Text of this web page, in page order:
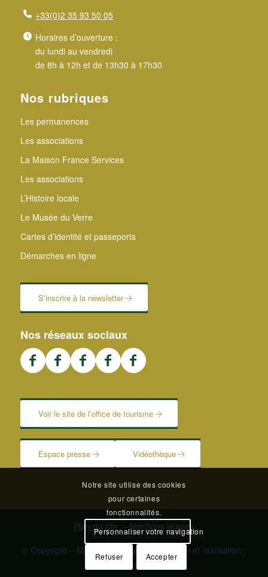
+33(0)2 35 93 50 05
Horaires d’ouverture :
du lundi au vendredi
de 8h à 12h et de 13h30 à 17h30
Nos rubriques
Les permanences
Les associations
La Maison France Services
Les associations
L’Histoire locale
Le Musée du Verre
Cartes d’identité et passeports
Démarches en ligne
S’inscrire à la newsletter
Nos réseaux sociaux
Voir le site de l’office de tourisme
Espace presse Vidéothèque
Plan du site –Mentions légales
© Copyright – Mairie de Blangy | Conception et réalisation :
Le Plus du Web
Notre site utilise des cookies
pour certaines
fonctionnalités.
Personnaliser votre navigation
Refuser Accepter